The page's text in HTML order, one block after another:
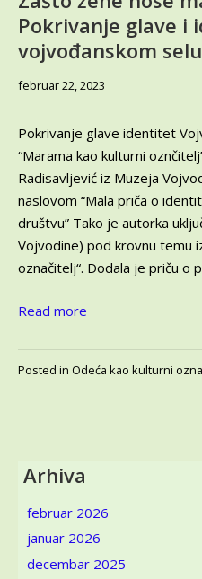
Pokrivanje glave i
vojvođanskom selu
februar 22, 2023
Pokrivanje glave identitet
“Marama kao kulturni
Radisavljević iz Muzeja
naslovom “Mala priča o
društvu” Tako je autorka
Vojvodine) pod krovnu temu
označitelj“. Dodala je priču o
Read more
Posted in Odeća kao kulturni
Arhiva
februar 2026
januar 2026
decembar 2025